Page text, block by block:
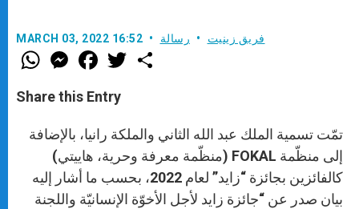
MARCH 03, 2022 16:52 فريق زينيت رسالة
W
h
t
s
p
p
M
e
s
e
e
r
F
a
e
b
k
w
Share this Entry
تمّت تسمية الملك عبد الله الثاني والملكة رانيا، بالإضافة
إلى منظّمة FOKAL (منظّمة معرفة وحرية، هاييتي)
كالفائزين بجائزة “زايد” لعام 2022، بحسب ما أشار إليه
بيان صدر عن “جائزة زايد لأجل الأخوّة الإنسانيّة واللجنة